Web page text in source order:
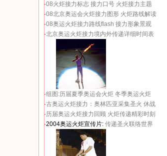
·08火炬接力标志 接力口号 火炬接力主题
·08北京奥运会火炬接力图形 火炬路线解读
·08奥运火炬接力路线flash 接力形象景观
·北京奥运火炬接力境内外传递详细时间表
·组图:历届夏季奥运会火炬 冬季奥运火炬
·古奥运火炬接力：奥林匹亚采集圣火 休战
·历届奥运火炬接力回顾 火炬传递精彩时刻
·2004奥运火炬宣传片: 传递圣火联络世界